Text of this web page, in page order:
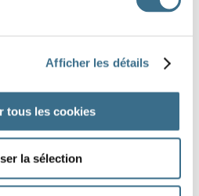
Afficher les détails
tous les cookies
la sélection